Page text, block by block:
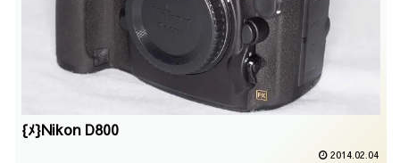
{ﾒ}Nikon D800
2014.02.04